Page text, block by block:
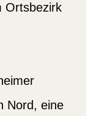
Ortsbezirk
Nord, eine